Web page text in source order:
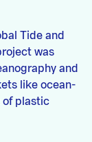
Tide and
was
and
like ocean-
of plastic